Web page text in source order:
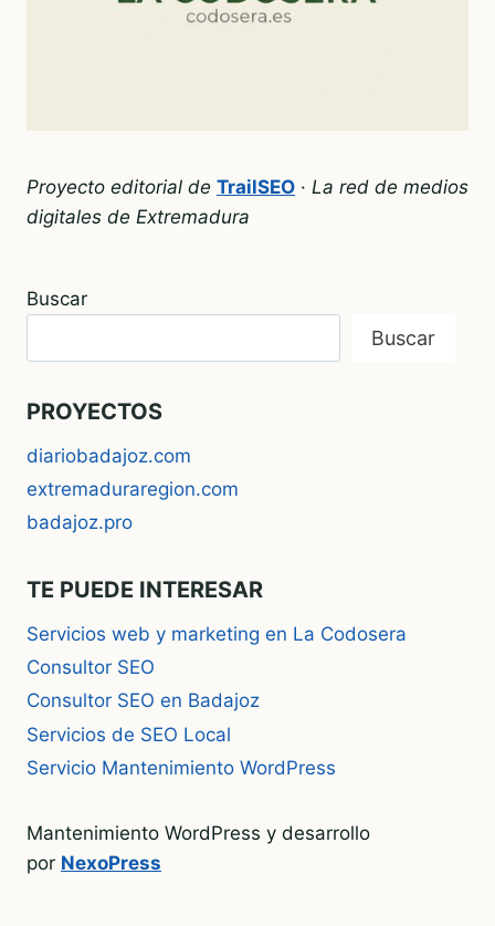
Proyecto editorial de TrailSEO · La red de medios
digitales de Extremadura
Buscar
Buscar
PROYECTOS
diariobadajoz.com
extremaduraregion.com
badajoz.pro
TE PUEDE INTERESAR
Servicios web y marketing en La Codosera
Consultor SEO
Consultor SEO en Badajoz
Servicios de SEO Local
Servicio Mantenimiento WordPress
Mantenimiento WordPress y desarrollo
por NexoPress